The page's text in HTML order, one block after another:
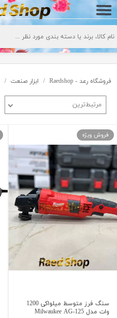
حساب کاربری من
تغییر گذر واژه
سفارشات
فروشگاه رعد - Raedshop ابزار صنعت
مرتبط‌ترین
سنگ فرز متوسط میلواکی 1200
وات مدل Milwaukee AG-125
فروش ویژه